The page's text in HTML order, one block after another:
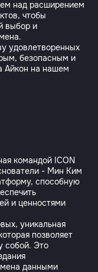
над расширением
чтобы
выбор и
удовлетворенных
безопасным и
Айкон на нашем
командой ICON
- Мин Ким
способную
и ценностями
уникальная
позволяет
собой. Это
данными